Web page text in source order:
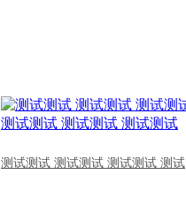
测试测试 测试测试 测试测试 测试